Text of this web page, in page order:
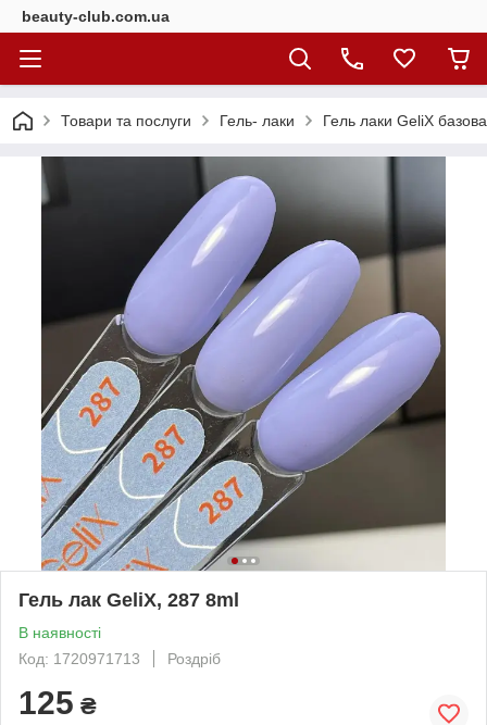
beauty-club.com.ua
Товари та послуги Гель- лаки Гель лаки GeliX
Гель лак GeliX, 287 8ml
В наявності
Код: 1720971713
Роздріб
125 ₴